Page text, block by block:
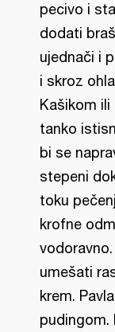
pecivo i
dodati
ujednači i
i skroz
Kašikom
tanko
bi se
stepeni
toku
krofne
umešati
krem.
pudingom.